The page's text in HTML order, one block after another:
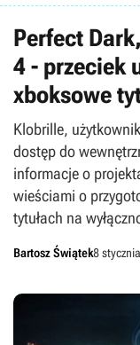
Perfect
4 - przeciek
xboksowe
Klobrille,
dostęp do
informacje o
wieściami o
tytułach na
Bartosz Świątek8